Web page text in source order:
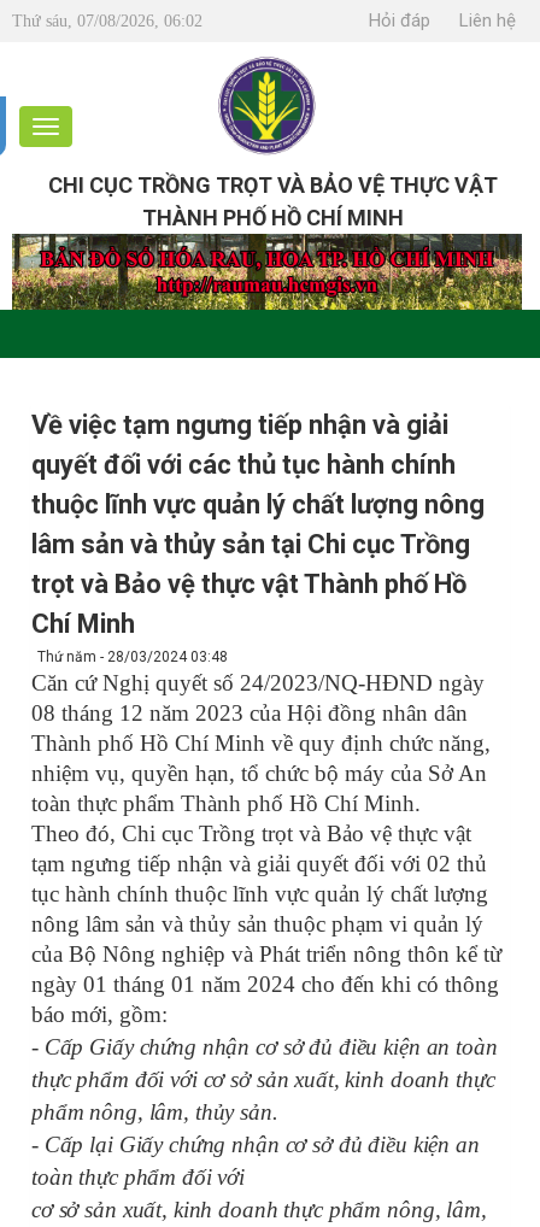
Thứ sáu, 07/08/2026, 06:02 Hỏi đáp Liên hệ
CHI CỤC TRỒNG TRỌT VÀ BẢO VỆ THỰC VẬT
THÀNH PHỐ HỒ CHÍ MINH
Về việc tạm ngưng tiếp nhận và giải
quyết đối với các thủ tục hành chính
thuộc lĩnh vực quản lý chất lượng nông
lâm sản và thủy sản tại Chi cục Trồng
trọt và Bảo vệ thực vật Thành phố Hồ
Chí Minh
Thứ năm - 28/03/2024 03:48
Căn cứNghị quyết số 24/2023/NQ-HĐND ngày
08 tháng 12 năm 2023 của Hội đồng nhân dân
Thành phố Hồ Chí Minh về quy định chức năng,
nhiệm vụ, quyền hạn, tổ chức bộ máy của Sở An
toàn thực phẩm Thành phố Hồ Chí Minh.
Theo đó, Chi cục Trồng trọt và Bảo vệ thực vật
tạm ngưng tiếp nhận và giải quyết đối với 02 thủ
tục hành chính thuộc lĩnh vực quản lý chất lượng
nông lâm sản và thủy sản thuộc phạm vi quản lý
của Bộ Nông nghiệp và Phát triển nông thôn kểtừ
ngày 01 tháng 01 năm 2024 cho đến khi có thông
báo mới, gồm:
- Cấp Giấy chứng nhận cơ sở đủ điều kiện an toàn
thực phẩm đối với cơ sở sản xuất, kinh doanh thực
phẩm nông, lâm, thủy sản.
- Cấp lại Giấy chứng nhận cơ sở đủ điều kiện an
toàn thực phẩm đối với
cơ sở sản xuất, kinh doanh thực phẩm nông, lâm,